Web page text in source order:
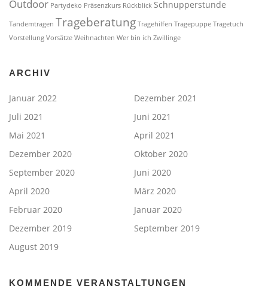
Outdoor Partydeko Präsenzkurs Rückblick Schnupperstunde
Tandemtragen Trageberatung Tragehilfen Tragepuppe Tragetuch
Vorstellung Vorsätze Weihnachten Wer bin ich Zwillinge
ARCHIV
Januar 2022
Dezember 2021
Juli 2021
Juni 2021
Mai 2021
April 2021
Dezember 2020
Oktober 2020
September 2020
Juni 2020
April 2020
März 2020
Februar 2020
Januar 2020
Dezember 2019
September 2019
August 2019
KOMMENDE VERANSTALTUNGEN